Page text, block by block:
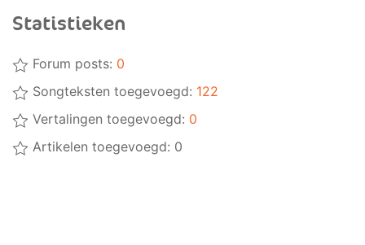
Statistieken
Forum posts: 0
Songteksten toegevoegd: 122
Vertalingen toegevoegd: 0
Artikelen toegevoegd: 0